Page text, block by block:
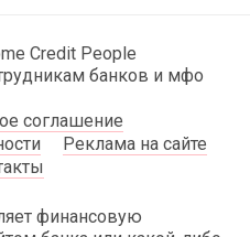
Credit People
банков и мфо
соглашение
Реклама на сайте
финансовую